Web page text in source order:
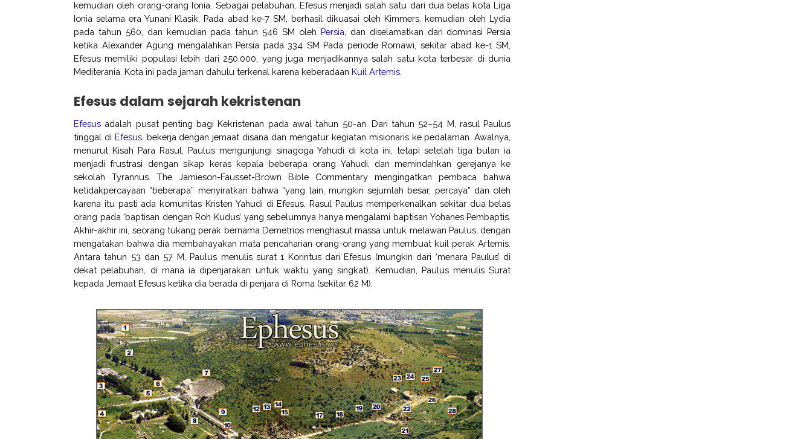
kemudian oleh orang-orang Ionia. Sebagai pelabuhan, Efesus menjadi salah satu dari dua belas kota Liga
Ionia selama era Yunani Klasik. Pada abad ke-7 SM, berhasil dikuasai oleh Kimmers, kemudian oleh Lydia
pada tahun 560, dan kemudian pada tahun 546 SM oleh Persia , dan diselamatkan dari dominasi Persia
ketika Alexander Agung mengalahkan Persia pada 334 SM Pada periode Romawi, sekitar abad ke-1 SM,
Efesus memiliki populasi lebih dari 250.000, yang juga menjadikannya salah satu kota terbesar di dunia
Mediterania. Kota ini pada jaman dahulu terkenal karena keberadaan Kuil Artemis
Efesus dalam sejarah kekristenan
Efesus adalah pusat penting bagi Kekristenan pada awal tahun 50-an. Dari tahun 52–54 M, rasul Paulus
tinggal di Efesus, bekerja dengan jemaat disana dan mengatur kegiatan misionaris ke pedalaman. Awalnya,
menurut Kisah Para Rasul, Paulus mengunjungi sinagoga Yahudi di kota ini, tetapi setelah tiga bulan ia
menjadi frustrasi dengan sikap keras kepala beberapa orang Yahudi, dan memindahkan gerejanya ke
sekolah Tyrannus. The Jamieson-Fausset-Brown Bible Commentary mengingatkan pembaca bahwa
ketidakpercayaan “beberapa” menyiratkan bahwa “yang lain, mungkin sejumlah besar, percaya” dan oleh
karena itu pasti ada komunitas Kristen Yahudi di Efesus. Rasul Paulus memperkenalkan sekitar dua belas
orang pada ‘baptisan dengan Roh Kudus’ yang sebelumnya hanya mengalami baptisan Yohanes Pembaptis.
Akhir-akhir ini, seorang tukang perak bernama Demetrios menghasut massa untuk melawan Paulus, dengan
mengatakan bahwa dia membahayakan mata pencaharian orang-orang yang membuat kuil perak Artemis.
Antara tahun 53 dan 57 M, Paulus menulis surat 1 Korintus dari Efesus (mungkin dari ‘menara Paulus’ di
dekat pelabuhan, di mana ia dipenjarakan untuk waktu yang singkat). Kemudian, Paulus menulis Surat
kepada Jemaat Efesus ketika dia berada di penjara di Roma (sekitar 62 M).